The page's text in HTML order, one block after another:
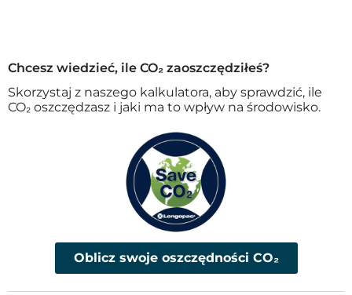
Chcesz wiedzieć, ile CO₂ zaoszczędziłeś?
Skorzystaj z naszego kalkulatora, aby sprawdzić, ile
CO₂ oszczędzasz i jaki ma to wpływ na środowisko.
Oblicz swoje oszczędności CO₂